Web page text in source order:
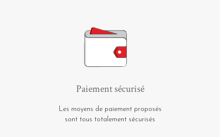
Paiement sécurisé
Les moyens de paiement proposés
sont tous totalement sécurisés